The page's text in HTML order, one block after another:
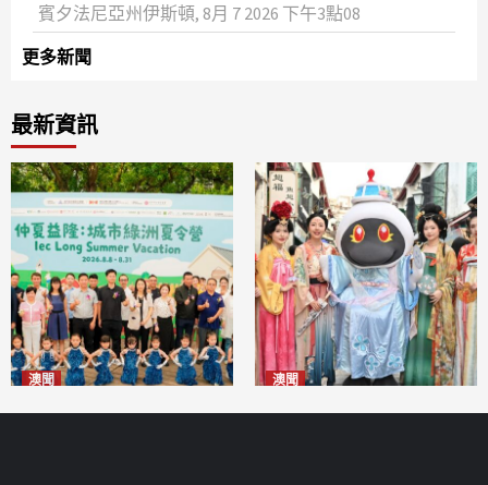
賓夕法尼亞州伊斯頓, 8月 7 2026 下午3點08
更多新聞
最新資訊
澳聞 澳聞